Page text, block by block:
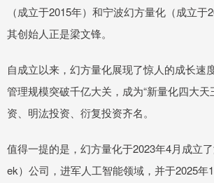
（成立于2015年）和宁波幻方量化（成立于
其创始人正是梁文锋。
自成立以来，幻方量化展现了惊人的成长速
管理规模突破千亿大关，成为“新量化四大天
资、明汯投资、衍复投资齐名。
值得一提的是，幻方量化于2023年4月成立
ek）公司，进军人工智能领域，并于2025年